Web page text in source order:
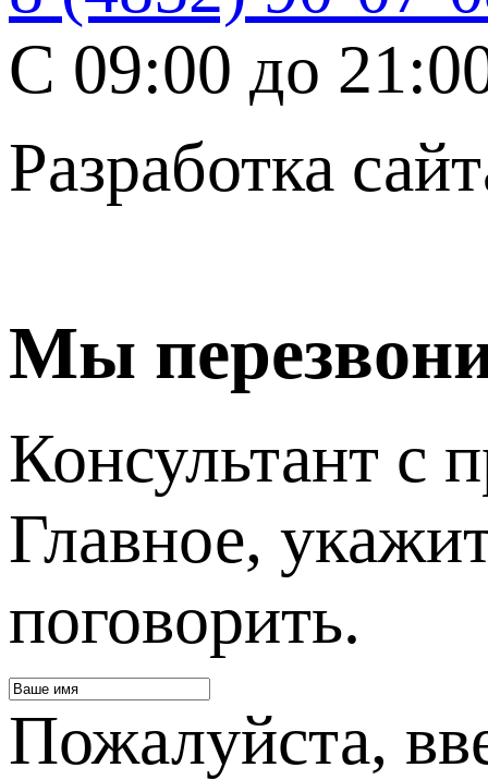
C 09:00 до
Разработка
Мы
Консультант с
Главное,
поговорить.
Пожалуйста,